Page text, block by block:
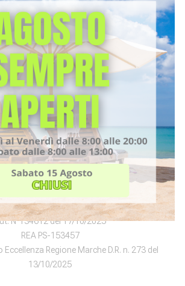
Medical Center
Via Lambro, 15
61121 – Pesaro (PU)
+39 0721 33958
segreteria@fisioradi.it
Fisioterapia Pesaro
Poliambulatorio Pesaro
Diagnostica Pesaro
DIRETTORI SANITARI
Dr. Vittorio Gemmellaro
FISIORADI S.R.L.
P.IVA 02090480415
N°134612 del 17/10/2025
REA PS-153457
Regione Marche D.R. n. 273 del
13/10/2025